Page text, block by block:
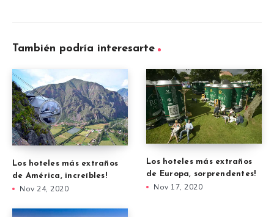
También podría interesarte
Los hoteles más extraños
de América, increíbles!
Nov 24, 2020
Los hoteles más extraños
de Europa, sorprendentes!
Nov 17, 2020